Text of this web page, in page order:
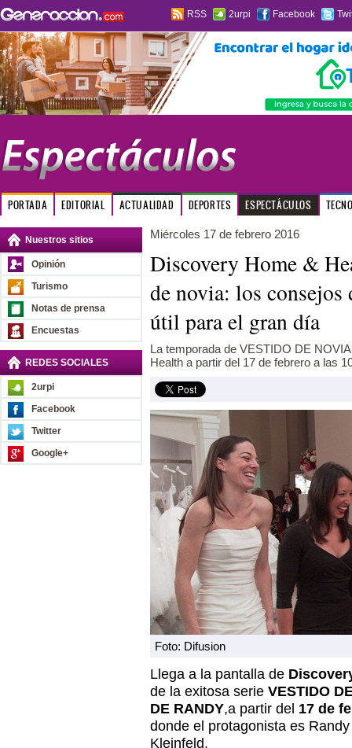
RSS 2urpi Facebook
PORTADA EDITORIAL ACTUALIDAD DEPORTES ESPECTÁCULOS
Nuestros sitios
Opinión
Turismo
Notas de prensa
Encuestas
REDES SOCIALES
2urpi
Facebook
Twitter
Google+
Miércoles 17 de febrero 2016
Discovery Home &
de novia: los consejos
útil para el gran día
La temporada de VESTIDO DE
Health a partir del 17 de febrero a las
Foto: Difusion
Llega a la pantalla de
de la exitosa serie VESTIDO
DE RANDY,a partir del 17 de
donde el protagonista es
Kleinfeld.